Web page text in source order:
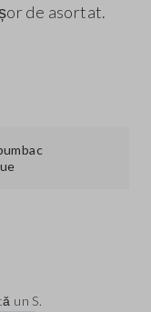
de asortat.
un S.